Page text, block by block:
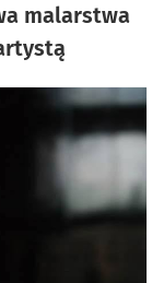
malarstwa